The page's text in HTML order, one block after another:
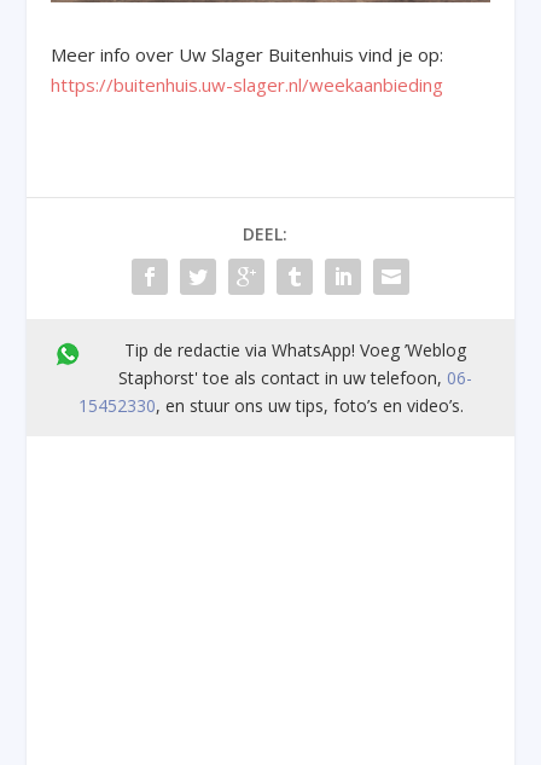
Meer info over Uw Slager Buitenhuis vind je op:
https://buitenhuis.uw-slager.nl/weekaanbieding
DEEL:
Tip de redactie via WhatsApp! Voeg ’Weblog
Staphorst' toe als contact in uw telefoon, 06-
15452330, en stuur ons uw tips, foto’s en video’s.